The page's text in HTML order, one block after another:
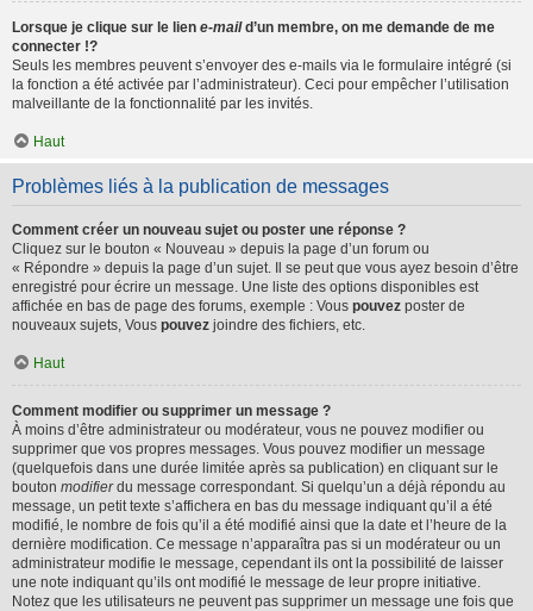
Lorsque je clique sur le lien e-maild’un membre, on me demande de me
connecter !?
Seuls les membres peuvent s’envoyer des e-mails via le formulaire intégré (si
la fonction a été activée par l’administrateur). Ceci pour empêcher l’utilisation
malveillante de la fonctionnalité par les invités.
Haut
Problèmes liés à la publication de messages
Comment créer un nouveau sujet ou poster une réponse ?
Cliquez sur le bouton « Nouveau » depuis la page d’un forum ou
« Répondre » depuis la page d’un sujet. Il se peut que vous ayez besoin d’être
enregistré pour écrire un message. Une liste des options disponibles est
affichée en bas de page des forums, exemple : Vous pouvez poster de
nouveaux sujets, Vous pouvez joindre des fichiers, etc.
Haut
Comment modifier ou supprimer un message ?
À moins d’être administrateur ou modérateur, vous ne pouvez modifier ou
supprimer que vos propres messages. Vous pouvez modifier un message
(quelquefois dans une durée limitée après sa publication) en cliquant sur le
bouton modifierdu message correspondant. Si quelqu’un a déjà répondu au
message, un petit texte s’affichera en bas du message indiquant qu’il a été
modifié, le nombre de fois qu’il a été modifié ainsi que la date et l’heure de la
dernière modification. Ce message n’apparaîtra pas si un modérateur ou un
administrateur modifie le message, cependant ils ont la possibilité de laisser
une note indiquant qu’ils ont modifié le message de leur propre initiative.
Notez que les utilisateurs ne peuvent pas supprimer un message une fois que